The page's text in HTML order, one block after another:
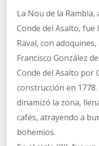
La Nou de la Rambla,
Conde del Asalto,
Raval, con
Francisco González
Conde del Asalto por
construcción en
dinamizó la zona,
cafés, atrayendo a
bohemios.